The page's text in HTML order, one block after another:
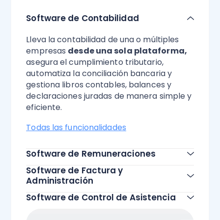
Software de Contabilidad
Lleva la contabilidad de una o múltiples
empresas desde una sola plataforma,
asegura el cumplimiento tributario,
automatiza la conciliación bancaria y
gestiona libros contables, balances y
declaraciones juradas de manera simple y
eficiente.
Todas las funcionalidades
Software de Remuneraciones
Software de Factura y
Administración
Software de Control de Asistencia